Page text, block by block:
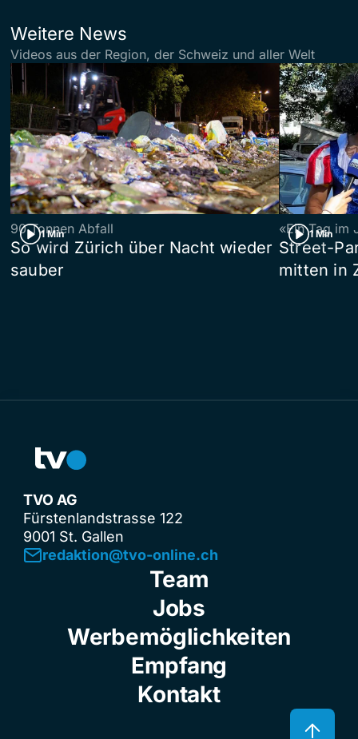
Weitere News
Videos aus der Region, der Schweiz und aller Welt
1 Min
90 Tonnen Abfall
So wird Zürich über Nacht wieder
sauber
1 Min
«Ein Tag im
Street-
mitten in
TVO AG
Fürstenlandstrasse 122
9001 St. Gallen
redaktion@tvo-online.ch
Team
Jobs
Werbemöglichkeiten
Empfang
Kontakt